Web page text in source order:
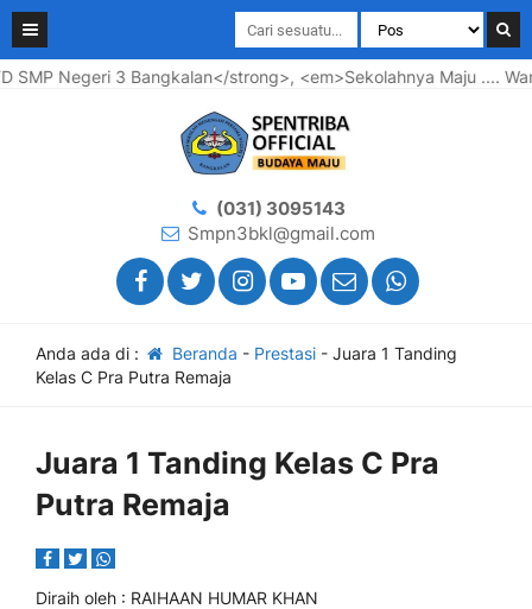
3 Bangkalan</strong>, <em>Sekolahnya Maju .... Warganya
(031) 3095143
Smpn3bkl@gmail.com
Anda ada di : Beranda - Prestasi- Juara 1 Tanding
Kelas C Pra Putra Remaja
Juara 1 Tanding Kelas C Pra
Putra Remaja
Diraih oleh : RAIHAAN HUMAR KHAN